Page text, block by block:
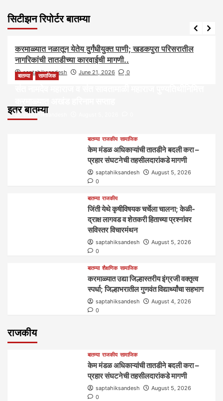
सिटीझन रिपोर्टर बातम्या
आरोग्य आवाज जनतेचा बातम्या
करमाळ्यात नळातून येतेय दुर्गंधीयुक्त पाणी; खडकपुरा परिसरातील
नागरिकांची तातडीच्या कारवाईची मागणी..
saptahiksandesh June 21, 2026 0
इतर बातम्या
बातम्या सामाजिक
saptahiksandesh
बातम्या राजकीय सामाजिक
केम मंडळ अधिकाऱ्यांची तातडीने बदली करा –
प्रहार संघटनेची तहसीलदारांकडे मागणी
saptahiksandesh
August 5, 2026
0
बातम्या राजकीय
जिंती येथे कृषीविषयक चर्चेला चालना; केळी-
द्राक्ष लागवड व शेतकरी हिताच्या प्रश्नांवर
सविस्तर विचारमंथन
saptahiksandesh
August 5, 2026
0
बातम्या शैक्षणिक सामाजिक
करमाळ्यात उद्या जिल्हास्तरीय इंग्रजी वक्तृत्व
स्पर्धा; जिल्हाभरातील गुणवंत विद्यार्थ्यांचा सहभाग
saptahiksandesh
August 4, 2026
0
राजकीय
बातम्या राजकीय सामाजिक
केम मंडळ अधिकाऱ्यांची तातडीने बदली करा –
प्रहार संघटनेची तहसीलदारांकडे मागणी
saptahiksandesh
August 5, 2026
0